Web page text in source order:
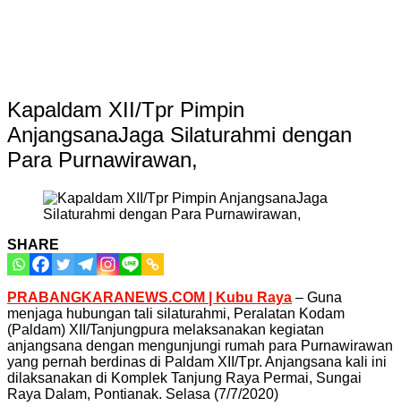
Kapaldam XII/Tpr Pimpin
AnjangsanaJaga Silaturahmi dengan
Para Purnawirawan,
SHARE
PRABANGKARANEWS.COM | Kubu Raya – Guna
menjaga hubungan tali silaturahmi, Peralatan Kodam
(Paldam) XII/Tanjungpura melaksanakan kegiatan
anjangsana dengan mengunjungi rumah para Purnawirawan
yang pernah berdinas di Paldam XII/Tpr. Anjangsana kali ini
dilaksanakan di Komplek Tanjung Raya Permai, Sungai
Raya Dalam, Pontianak. Selasa (7/7/2020)